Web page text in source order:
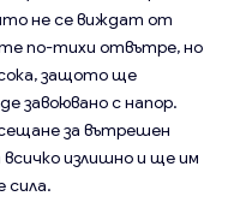
не се виждат от
по-тихи отвътре, но
защото ще
завоювано с напор.
за вътрешен
излишно и ще им
сила.